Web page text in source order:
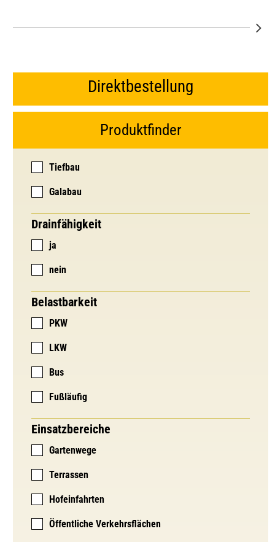
Direktbestellung
Produktfinder
Tiefbau
Galabau
Drainfähigkeit
ja
nein
Belastbarkeit
PKW
LKW
Bus
Fußläufig
Einsatzbereiche
Gartenwege
Terrassen
Hofeinfahrten
Öffentliche Verkehrsflächen